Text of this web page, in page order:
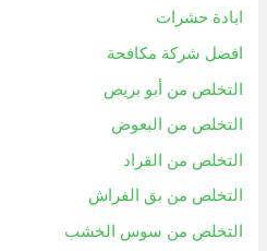
ابادة حشرات
افضل شركة مكافحة
التخلص من أبو بريص
التخلص من البعوض
التخلص من القراد
التخلص من بق الفراش
التخلص من سوس الخشب